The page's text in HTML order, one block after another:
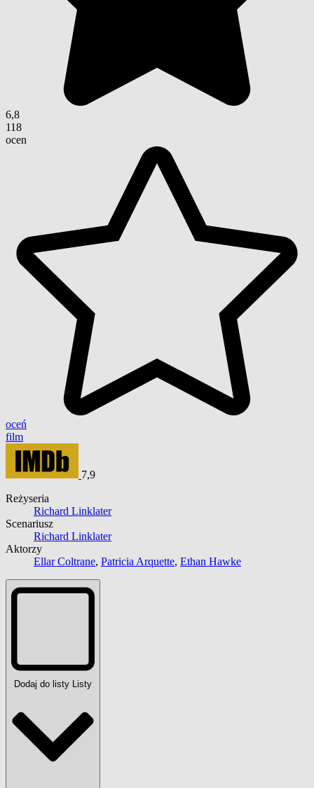
6,8
118
ocen
oceń
film
7,9
Reżyseria
Richard Linklater
Scenariusz
Richard Linklater
Aktorzy
Ellar Coltrane, Patricia Arquette, Ethan Hawke
Dodaj do listy Listy